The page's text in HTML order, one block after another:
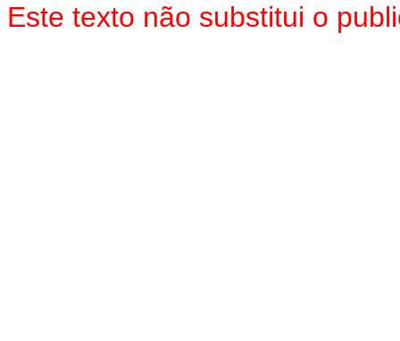
Este texto não substitui o